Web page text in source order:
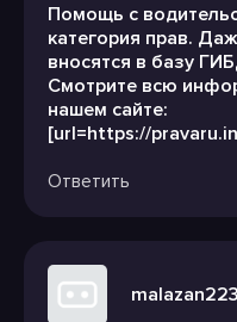
Помощь с
категория прав.
вносятся в базу
Смотрите всю
нашем сайте:
[url=https://
Ответить
malazan223